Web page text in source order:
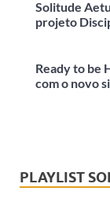
Solitude
projeto
Ready to be
com o novo
PLAYLIST